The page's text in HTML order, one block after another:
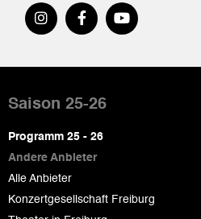
de
page
Saison 25-26
Programm 25 - 26
Andere Anbieter
Alle Anbieter
Konzertgesellschaft Freiburg